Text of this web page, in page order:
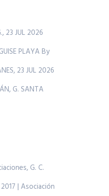
23 JUL 2026
PLAYA By
23 JUL 2026
G. SANTA
G. C.
| Asociación